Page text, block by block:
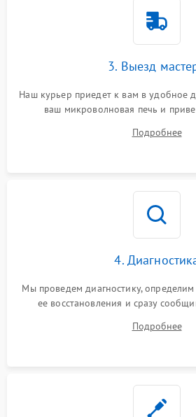
3. Выезд
Наш курьер приедет к вам в удобное
ваш микроволновая печь и
Подробнее
4.
Мы проведем диагностику,
ее восстановления и сразу
Подробнее